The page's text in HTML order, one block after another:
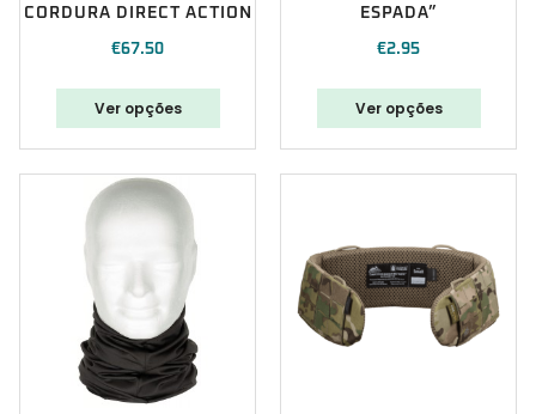
CORDURA DIRECT ACTION
€67.50
Ver opções
ESPADA”
€2.95
Ver opções